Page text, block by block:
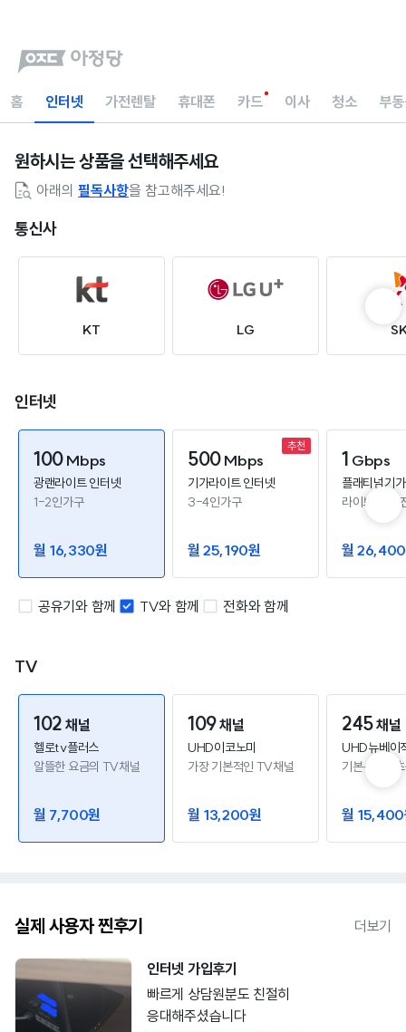
홈 인터넷 가전렌탈 휴대폰 카드 이사 청소 부
원하시는 상품을 선택해주세요
아래의 필독사항을 참고해주세요!
통신사
KT LG
인터넷
100Mbps
광랜라이트 인터넷
1-2인가구
월 16,330원
500Mbps
기가라이트 인터넷
3-4인가구
월 25,190원
1 Gbps
플래티넘기
라이브 방송
월
공유기와 함께 TV와 함께 전화와 함께
TV
102 채널
헬로tv플러스
알뜰한 요금의 TV채널
월 7,700원
109채널
UHD이코노미
가장 기본적인 TV채널
월 13,200원
245채널
UHD뉴베이
기본+스포
월 15,400
실제 사용자 찐후기 더보기
인터넷 가입후기
빠르게 상담원분도 친절히
응대해주셨습니다